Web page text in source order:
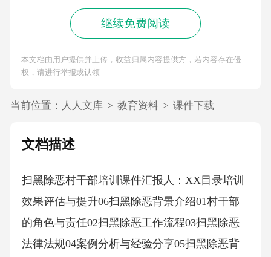
继续免费阅读
本文档由用户提供并上传，收益归属内容提供方，若内容存在侵
权，请进行举报或认领
当前位置： 人人文库 > 教育资料 > 课件下载
文档描述
扫黑除恶村干部培训课件汇报人：XX目录培训
效果评估与提升06扫黑除恶背景介绍01村干部
的角色与责任02扫黑除恶工作流程03扫黑除恶
法律法规04案例分析与经验分享05扫黑除恶背